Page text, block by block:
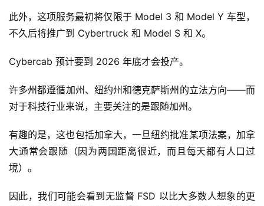
此外，这项服务最初将仅限于 Model 3 和 Model Y 车型，
不久后将推广到 Cyber​​truck 和 Model S 和 X。
Cyber​​cab 预计要到 2026 年底才会投产。
许多州都遵循加州、纽约州和德克萨斯州的立法方向——而
对于科技行业来说，主要关注的是跟随加州。
有趣的是，这也包括加拿大，一旦纽约批准某项法案，加拿
大通常会跟随（因为两国距离很近，而且每天都有人口过
境）。
因此，我们可能会看到无监督 FSD 以比大多数人想象的更